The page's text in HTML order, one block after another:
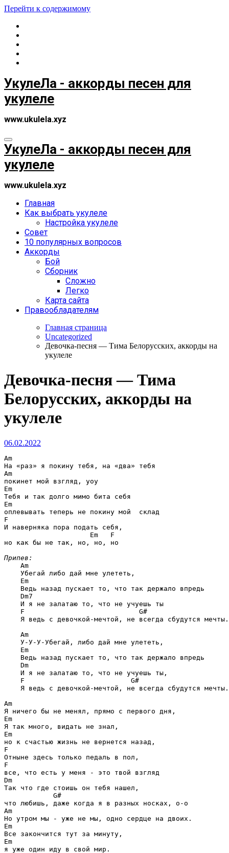
Перейти к содержимому
УкулеЛа - аккорды песен для
укулеле
www.ukulela.xyz
УкулеЛа - аккорды песен для
укулеле
www.ukulela.xyz
Главная
Как выбрать укулеле
Настройка укулеле
Совет
10 популярных вопросов
Аккорды
Бой
Сборник
Сложно
Легко
Карта сайта
Правообладателям
Главная страница
Uncategorized
Девочка-песня — Тима Белорусских, аккорды на
укулеле
Девочка-песня — Тима
Белорусских, аккорды на
укулеле
06.02.2022
Am
Am
Em
Em
F
И наверняка пора подать себя,
Em   F
но как бы не так, но, но, но
Припев:
Am
    Убегай либо дай мне улететь,
Em
    Ведь назад пускает то, что так держало впредь
Dm7
    И я не залатаю то, что не учуешь ты
F                            G#
    Я ведь с девочкой-мечтой, не всегда сбудутся мечты.
Am
    У-У-У-Убегай, либо дай мне улететь,
Em
    Ведь назад пускает то, что так держало впредь
Dm
    И я не залатаю то, что не учуешь ты,
F                          G#
    Я ведь с девочкой-мечтой, не всегда сбудутся мечты.
Am
Em
Em
F
F
Dm
Так что где стоишь он тебя нашел,
G#
Am
Em
Em